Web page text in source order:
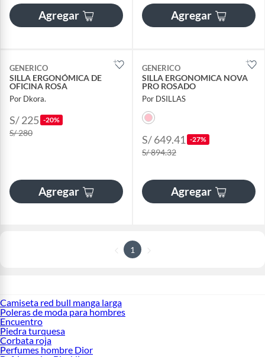
Agregar Agregar
GENERICO
SILLA ERGONÓMICA DE
OFICINA ROSA
Por Dkora.
S/ 225 -20%
S/ 280
Agregar
GENERICO
SILLA ERGONOMICA NOVA
PRO ROSADO
Por DSILLAS
S/ 649.41 -27%
S/ 894.32
Agregar
1
Camiseta red bull manga larga
Poleras de moda para hombres
Encuentro
Piedra turquesa
Corbata roja
Perfumes hombre Dior